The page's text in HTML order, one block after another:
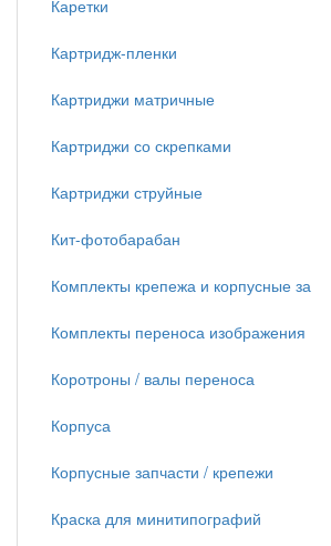
Каретки
Картридж-пленки
Картриджи матричные
Картриджи со скрепками
Картриджи струйные
Кит-фотобарабан
Комплекты крепежа и корпусные за
Комплекты переноса изображения
Коротроны / валы переноса
Корпуса
Корпусные запчасти / крепежи
Краска для минитипографий